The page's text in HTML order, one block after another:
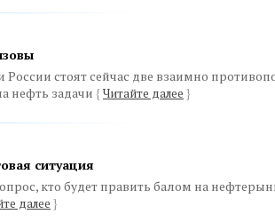
России стоят сейчас две взаимно
нефть задачи { Читайте далее }
ситуация
кто будет править балом на
далее }